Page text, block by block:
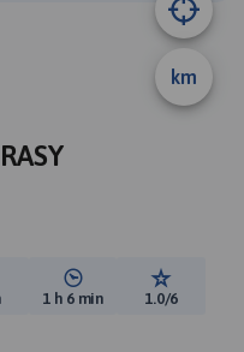
km
spadków:Średni czas potrzebny
1 h 6 min Ocena
1.0/6